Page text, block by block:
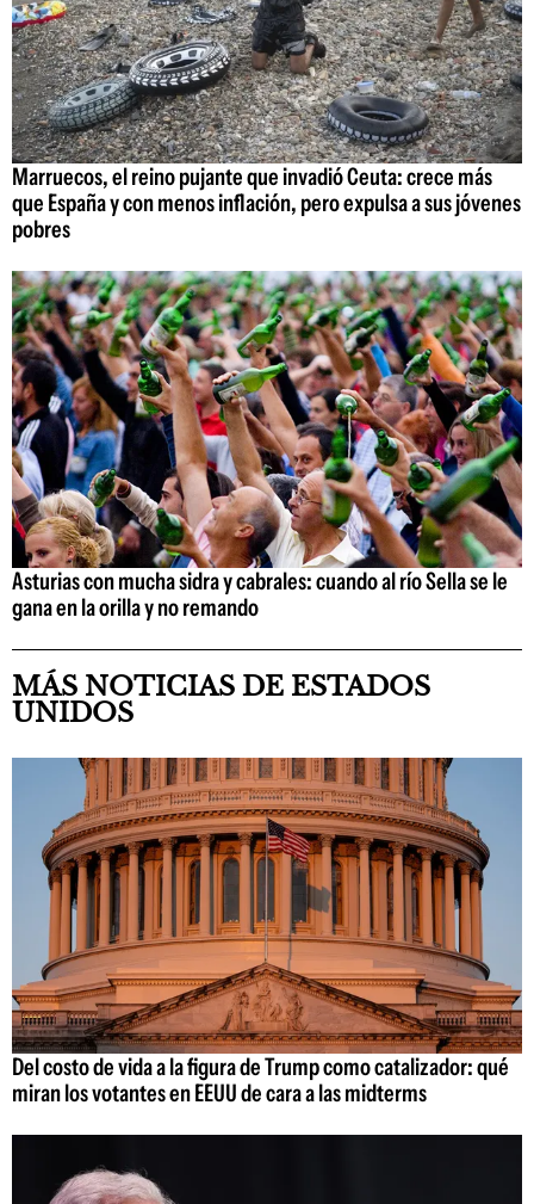
Marruecos, el reino pujante que invadió Ceuta: crece más
que España y con menos inflación, pero expulsa a sus jóvenes
pobres
Asturias con mucha sidra y cabrales: cuando al río Sella se le
gana en la orilla y no remando
MÁS NOTICIAS DE ESTADOS
UNIDOS
Del costo de vida a la figura de Trump como catalizador: qué
miran los votantes en EEUU de cara a las midterms